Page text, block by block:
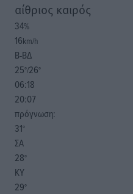
αίθριος καιρός
34%
16km/h
Β-ΒΔ
25°/26°
06:18
20:07
πρόγνωση:
31°
ΣΑ
28°
ΚΥ
29°